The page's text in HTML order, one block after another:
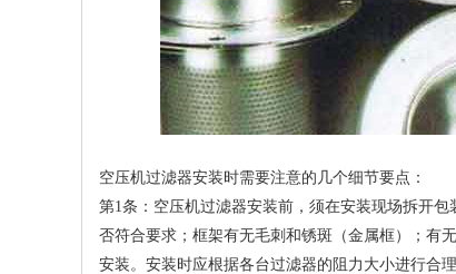
空压机过滤器安装时需要注意的几个细节要点：
第1条：空压机过滤器安装前，须在安装现场拆开
否符合要求；框架有无毛刺和锈斑（金属框）；有
安装。安装时应根据各台过滤器的阻力大小进行合